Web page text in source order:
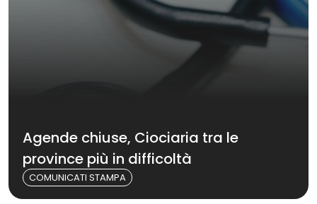
Agende chiuse, Ciociaria tra le
province più in difficoltà
COMUNICATI STAMPA